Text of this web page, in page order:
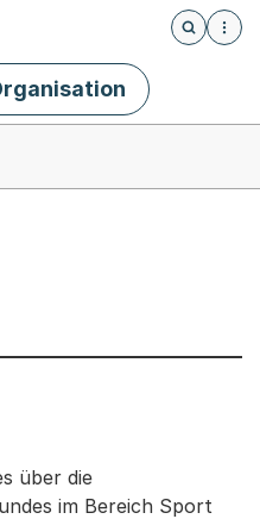
Öffnet
Geschäft
über die
im Bereich Sport